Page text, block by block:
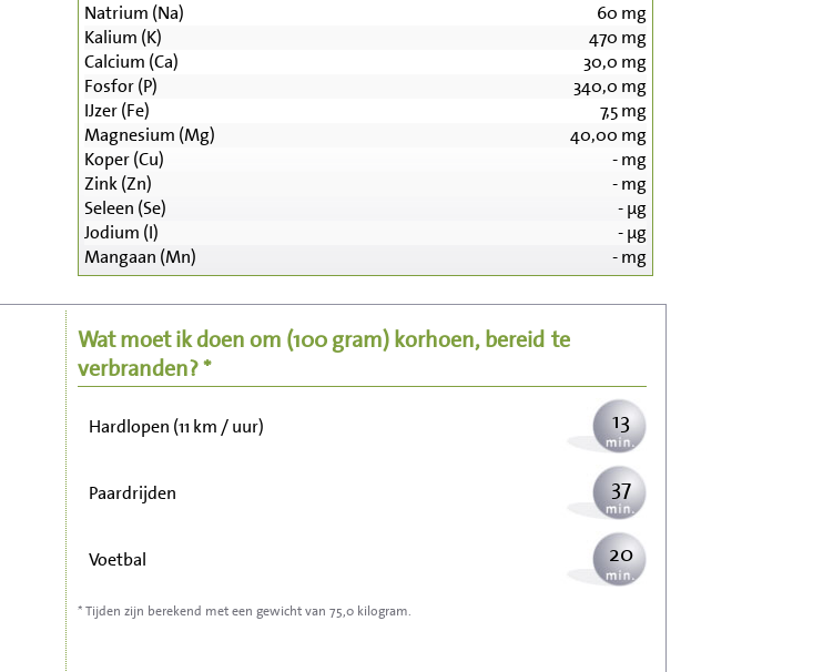
Natrium (Na) 60 mg
Kalium (K)
470 mg
Calcium (Ca)
30,0 mg
Fosfor (P)
340,0 mg
IJzer (Fe)
7,5mg
Magnesium (Mg)
40,00 mg
Koper (Cu)
-mg
Zink (Zn)
-mg
Seleen (Se)
-µg
Jodium (I)
-µg
Mangaan (Mn)
-mg
Wat moet ik doen om (100 gram)korhoen, bereid te
verbranden? *
Zitten, tv kijken 133
Wandelen (5 km/uur)
Hardlopen (11 km / uur) 13
Paardrijden 37
Voetbal 20
Stofzuigen
* Tijden zijn berekend met een gewicht van 75,0 kilogram.